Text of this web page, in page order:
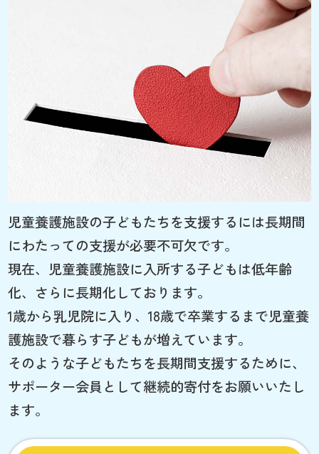
児童養護施設の子どもたちを支援するには長期間
にわたっての支援が必要不可欠です。
現在、児童養護施設に入所する子どもは低年齢
化、さらに長期化しております。
1歳から乳児院に入り、18歳で卒業するまで児童養
護施設で暮らす子どもが増えています。
そのような子どもたちを長期間支援するために、
サポーター会員として継続的寄付をお願いいたし
ます。